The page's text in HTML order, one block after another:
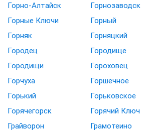
Горно-Алтайск
Горнозаводск
Горные Ключи
Горный
Горняк
Горняцкий
Городец
Городище
Городищи
Гороховец
Горчуха
Горшечное
Горький
Горьковское
Горячегорск
Горячий Ключ
Грайворон
Грамотеино